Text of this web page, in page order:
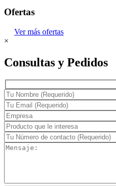
Ofertas
Ver más ofertas
×
Consultas y Pedidos